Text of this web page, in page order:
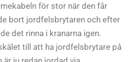
för stor när den får
bort jordfelsbrytaren och efter
det rinna i kranarna igen.
till att ha jordfelsbrytare på